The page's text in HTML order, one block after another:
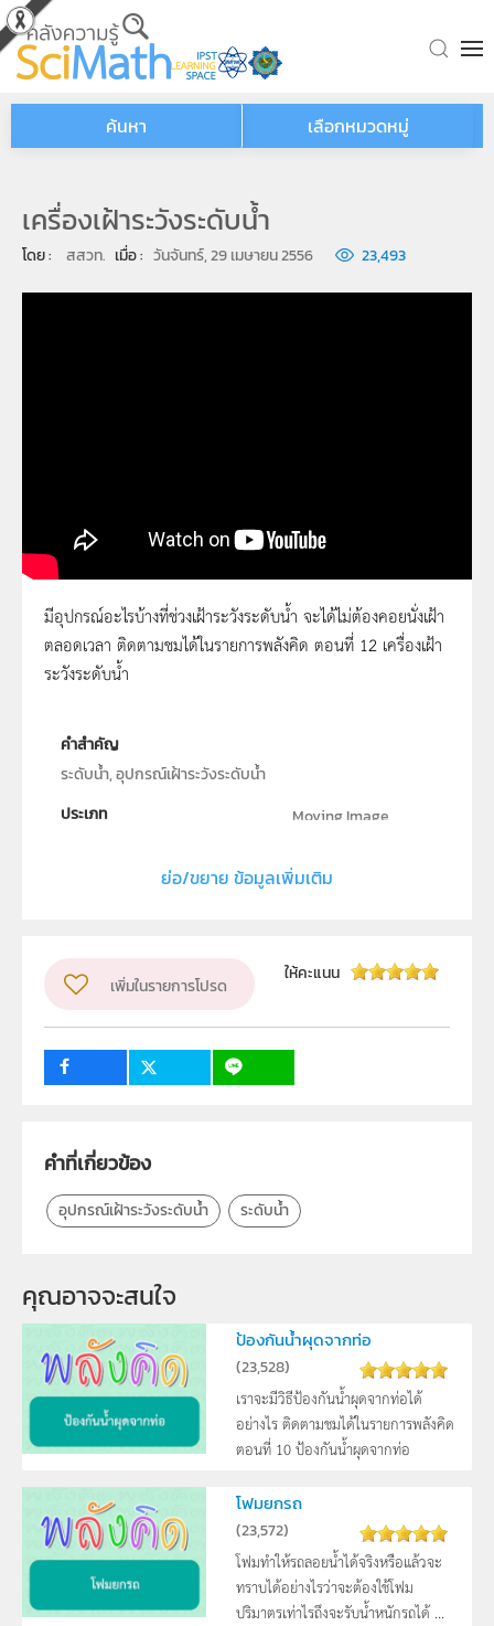
Skip to main content
ค้นหา เลือกหมวดหมู่
เครื่องเฝ้าระวังระดับน้ำ
โดย : สสวท. เมื่อ : วันจันทร์, 29 เมษายน 2556 23,493
พลังคิด ตอนที่ 12
มีอุปกรณ์อะไรบ้างที่ช่วงเฝ้าระวังระดับน้ำ จะได้ไม่ต้องคอยนั่งเฝ้า
ตลอดเวลา ติดตามชมได้ในรายการพลังคิด ตอนที่ 12 เครื่องเฝ้า
ระวังระดับน้ำ
คำสำคัญ
ระดับน้ำ, อุปกรณ์เฝ้าระวังระดับน้ำ
ประเภท
Moving Image
สถาบันส่งเสริมการสอนวิทยาศาสตร์และเทคโนโลยี (สสวท.)
วิชา
เคมี
กลุ่มเป้าหมาย
ย่อ/ขยาย ข้อมูลเพิ่มเติม
เพิ่มในรายการโปรด
ให้คะแนน
คำที่เกี่ยวข้อง
อุปกรณ์เฝ้าระวังระดับน้ำ ระดับน้ำ
คุณอาจจะสนใจ
ป้องกันน้ำผุดจากท่อ
(23,528)
เราจะมีวิธีป้องกันน้ำผุดจากท่อได้
อย่างไร ติดตามชมได้ในรายการพลังคิด
ตอนที่ 10 ป้องกันน้ำผุดจากท่อ
โฟมยกรถ
(23,572)
โฟมทำให้รถลอยน้ำได้จริงหรือแล้วจะ
ทราบได้อย่างไรว่าจะต้องใช้โฟม
ปริมาตรเท่าไรถึงจะรับน้ำหนักรถได้ ...